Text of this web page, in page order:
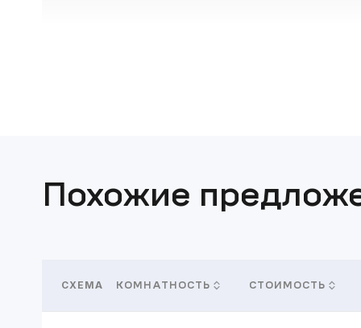
Похожие
СХЕМА КОМНАТНОСТЬ СТОИМОСТЬ